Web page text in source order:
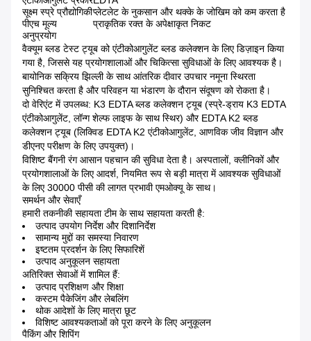
सूक्ष्म स्प्रे प्रौद्योगिकीप्लेटलेट के नुकसान और थक्के के जोखिम को कम करता है
पीएच मूल्य
प्राकृतिक रक्त के अपेक्षाकृत निकट
अनुप्रयोग
वैक्यूम ब्लड टेस्ट ट्यूब को एंटीकोआगुलेंट ब्लड कलेक्शन के लिए डिज़ाइन किया
गया है, जिससे यह प्रयोगशालाओं और चिकित्सा सुविधाओं के लिए आवश्यक है।
बायोनिक सक्रिय झिल्ली के साथ आंतरिक दीवार उपचार नमूना स्थिरता
सुनिश्चित करता है और परिवहन या भंडारण के दौरान संदूषण को रोकता है।
दो वेरिएंट में उपलब्ध: K3 EDTA ब्लड कलेक्शन ट्यूब (स्प्रे-ड्राय K3 EDTA
एंटीकोआगुलेंट, लॉन्ग शेल्फ लाइफ के साथ स्थिर) और EDTA K2 ब्लड
कलेक्शन ट्यूब (लिक्विड EDTA K2 एंटीकोआगुलेंट, आणविक जीव विज्ञान और
डीएनए परीक्षण के लिए उपयुक्त)।
विशिष्ट बैंगनी रंग आसान पहचान की सुविधा देता है। अस्पतालों, क्लीनिकों और
प्रयोगशालाओं के लिए आदर्श, नियमित रूप से बड़ी मात्रा में आवश्यक सुविधाओं
के लिए 30000 पीसी की लागत प्रभावी एमओक्यू के साथ।
समर्थन और सेवाएँ
हमारी तकनीकी सहायता टीम के साथ सहायता करती है:
उत्पाद उपयोग निर्देश और दिशानिर्देश
सामान्य मुद्दों का समस्या निवारण
इष्टतम प्रदर्शन के लिए सिफारिशें
उत्पाद अनुकूलन सहायता
अतिरिक्त सेवाओं में शामिल हैं:
उत्पाद प्रशिक्षण और शिक्षा
कस्टम पैकेजिंग और लेबलिंग
थोक आदेशों के लिए मात्रा छूट
विशिष्ट आवश्यकताओं को पूरा करने के लिए अनुकूलन
पैकिंग और शिपिंग